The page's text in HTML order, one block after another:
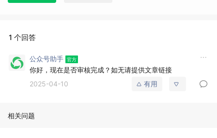
1 个回答
公众号助手
你好，现在是否审核完成？如无请提供文章链接
2025-04-10
有用
相关问题